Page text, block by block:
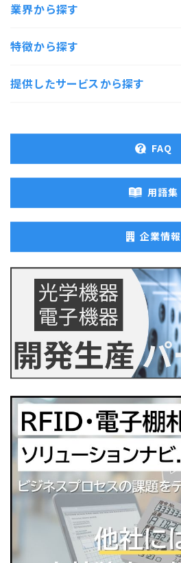
業界から探す
特徴から探す
提供したサービスから探す
FAQ
用語集
企業情報